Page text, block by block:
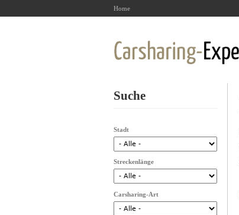
Home
Suche
Stadt
Streckenlänge
Carsharing-Art